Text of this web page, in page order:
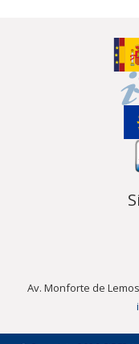
Av. Monforte de